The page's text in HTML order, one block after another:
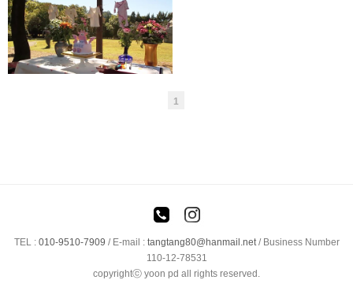
준비영상
1
TEL : 010-9510-7909 / E-mail : tangtang80@hanmail.net/ Business Number
110-12-78531
copyrightⓒ yoon pd all rights reserved.